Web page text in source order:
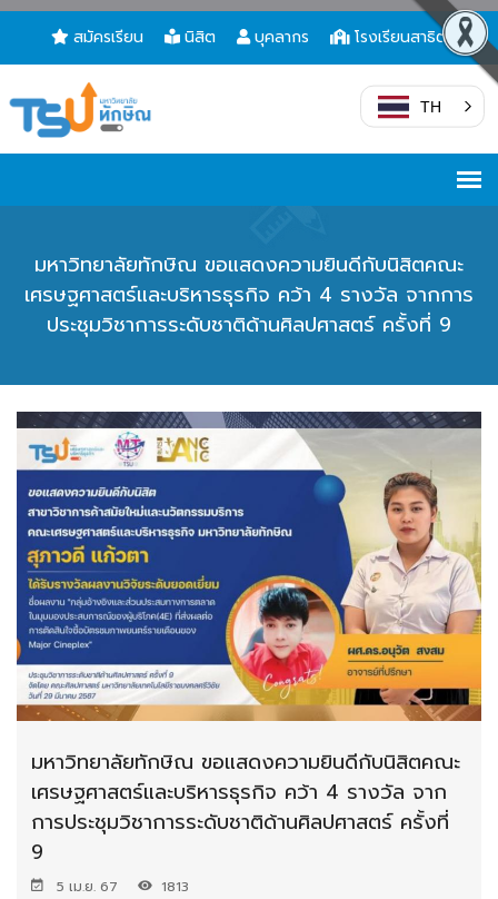
สมัครเรียน นิสิต บุคลากร โรงเรียนสาธิต
TH
มหาวิทยาลัยทักษิณ ขอแสดงความยินดีกับนิสิตคณะ
เศรษฐศาสตร์และบริหารธุรกิจ คว้า 4 รางวัล จากการ
ประชุมวิชาการระดับชาติด้านศิลปศาสตร์ ครั้งที่ 9
มหาวิทยาลัยทักษิณ ขอแสดงความยินดีกับนิสิตคณะ
เศรษฐศาสตร์และบริหารธุรกิจ คว้า 4 รางวัล จาก
การประชุมวิชาการระดับชาติด้านศิลปศาสตร์ ครั้งที่
9
5 เม.ย. 67 1813